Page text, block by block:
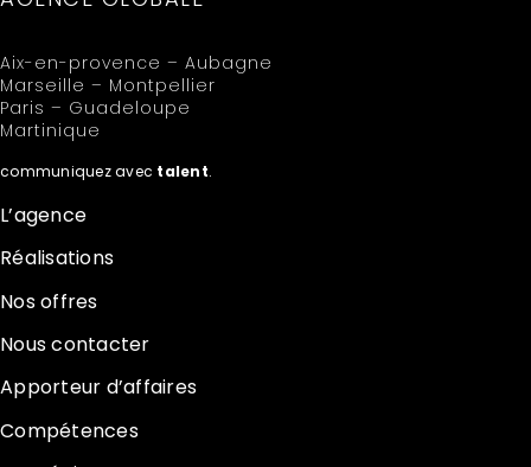
Aix-en-provence – Aubagne
Marseille – Montpellier
Paris – Guadeloupe
Martinique
communiquez avec talent.
L’agence
Réalisations
Nos offres
Nous contacter
Apporteur d’affaires
Compétences